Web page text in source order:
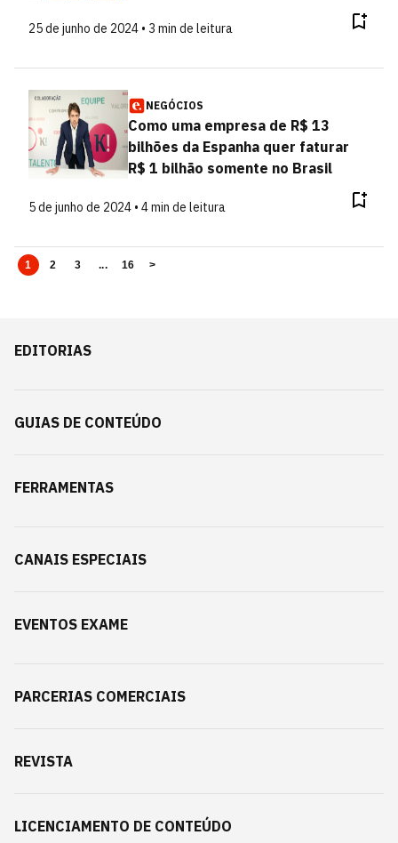
25 de junho de 2024 • 3 min de leitura
NEGÓCIOS
Como uma empresa de R$ 13
bilhões da Espanha quer faturar
R$ 1 bilhão somente no Brasil
5 de junho de 2024 • 4 min de leitura
1 2 3 ... 16 >
EDITORIAS
GUIAS DE CONTEÚDO
FERRAMENTAS
CANAIS ESPECIAIS
EVENTOS EXAME
PARCERIAS COMERCIAIS
REVISTA
LICENCIAMENTO DE CONTEÚDO